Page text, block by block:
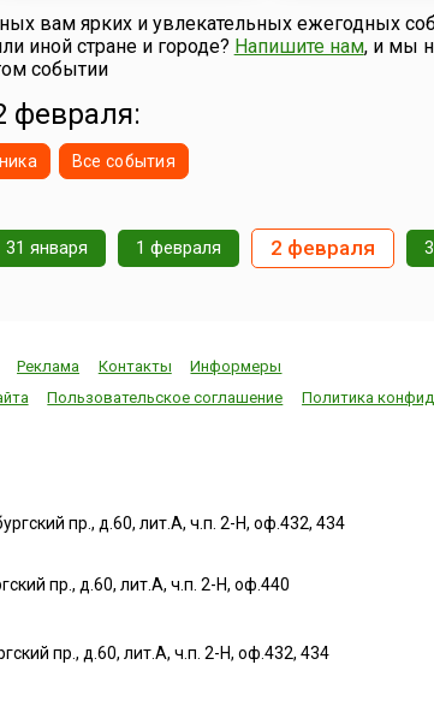
сотни тысяч посетителей.
Он проходит ежегодно в
феврале — марте и
продолжается чуть более
двух недель.Лимоны из
Ментона, безусловно,
короли среди лимонов:
позволяет выращивать их
круглогодично. Снимают
кинофестиваль
Internationale
Berlin)
проходит в
длится 10 дней
«Берлинале»
вам ярких и увлекательных ежегодных
иной стране и городе? Напишите нам, и мы
событии
февраля:
Все события
31 января 1 февраля 2 февраля
Реклама Контакты
Информеры
Пользовательское соглашение Политика
пр., д.60, лит.А, ч.п. 2-Н, оф.432, 434
пр., д.60, лит.А, ч.п. 2-Н, оф.440
пр., д.60, лит.А, ч.п. 2-Н, оф.432, 434